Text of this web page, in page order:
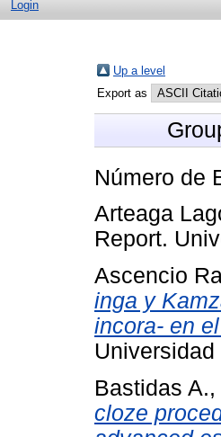
Login
Up a level
Export as
Número de
Arteaga
Report.
Ascencio
inga y
incora- en
Bastidas
cloze